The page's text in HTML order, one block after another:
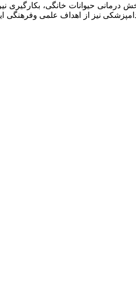
مهم تاسیس درمانگاه، توسعه بخش درمانی
نیز از اهداف علمی